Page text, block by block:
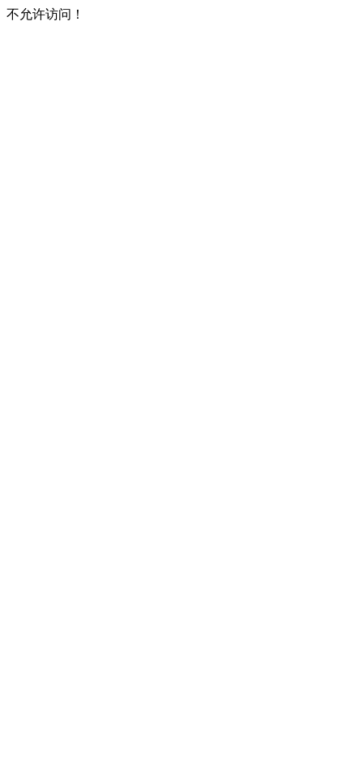
不允许访问！